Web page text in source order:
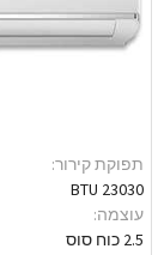
תפוקת קירור:
23030 BTU
עוצמה:
2.5 כוח סוס